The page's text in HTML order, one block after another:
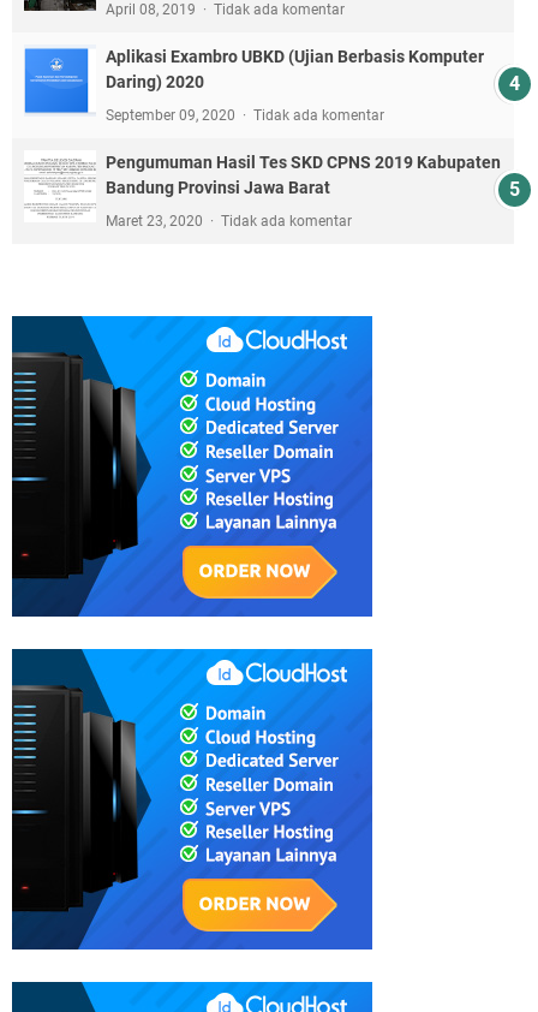
April 08, 2019 Tidak ada komentar
Aplikasi Exambro UBKD (Ujian Berbasis Komputer
Daring) 2020
September 09, 2020 Tidak ada komentar
Pengumuman Hasil Tes SKD CPNS 2019 Kabupaten
Bandung Provinsi Jawa Barat
Maret 23, 2020 Tidak ada komentar